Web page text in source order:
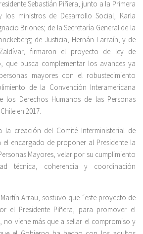
Sebastián Piñera, junto a la Primera
los ministros de Desarrollo Social, Karla
Briones; de la Secretaría General de la
de Justicia, Hernán Larraín, y de
firmaron el proyecto de ley de
que busca complementar los avances ya
mayores con el robustecimiento
de la Convención Interamericana
los Derechos Humanos de las Personas
en 2017.
la creación del Comité Interministerial de
el encargado de proponer al Presidente la
Mayores, velar por su cumplimiento
técnica, coherencia y coordinación
Arrau, sostuvo que “este proyecto de
el Presidente Piñera, para promover el
no viene más que a sellar el compromiso y